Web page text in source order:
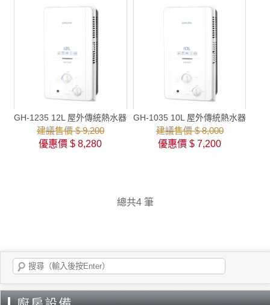
GH-1235 12L 屋外傳統熱水器
建議售價 $ 9,200
優惠價 $ 8,280
GH-1035 10L 屋外傳統熱水器
建議售價 $ 8,000
優惠價 $ 7,200
總共4 筆